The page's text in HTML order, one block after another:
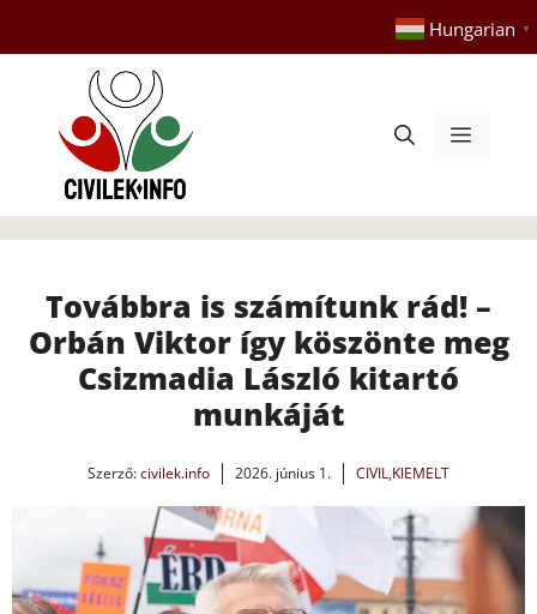
tartalomba
Hungarian ▼
Menü
Továbbra is számítunk rád! –
Orbán Viktor így köszönte meg
Csizmadia László kitartó
munkáját
Szerző:civilek.info 2026. június 1. CIVIL,KIEMELT